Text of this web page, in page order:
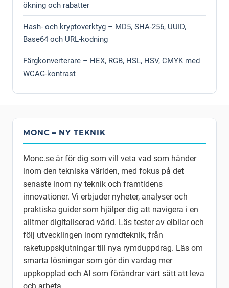
ökning och rabatter
Hash- och kryptoverktyg – MD5, SHA-256, UUID,
Base64 och URL-kodning
Färgkonverterare – HEX, RGB, HSL, HSV, CMYK med
WCAG-kontrast
MONC – NY TEKNIK
Monc.se är för dig som vill veta vad som händer
inom den tekniska världen, med fokus på det
senaste inom ny teknik och framtidens
innovationer. Vi erbjuder nyheter, analyser och
praktiska guider som hjälper dig att navigera i en
alltmer digitaliserad värld. Läs tester av elbilar och
följ utvecklingen inom rymdteknik, från
raketuppskjutningar till nya rymduppdrag. Läs om
smarta lösningar som gör din vardag mer
uppkopplad och AI som förändrar vårt sätt att leva